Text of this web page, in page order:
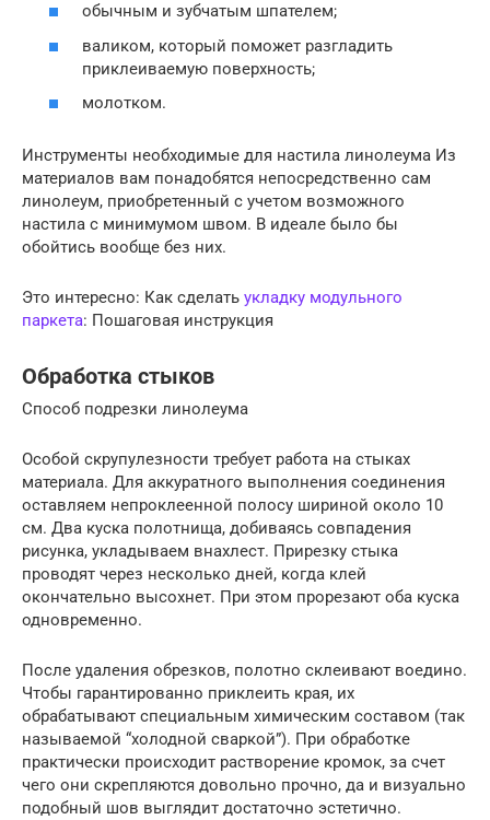
обычным и зубчатым шпателем;
валиком, который поможет разгладить
приклеиваемую поверхность;
молотком.
Инструменты необходимые для настила линолеума Из
материалов вам понадобятся непосредственно сам
линолеум, приобретенный с учетом возможного
настила с минимумом швом. В идеале было бы
обойтись вообще без них.
Это интересно: Как сделать укладку модульного
паркета: Пошаговая инструкция
Обработка стыков
Способ подрезки линолеума
Особой скрупулезности требует работа на стыках
материала. Для аккуратного выполнения соединения
оставляем непроклеенной полосу шириной около 10
см. Два куска полотнища, добиваясь совпадения
рисунка, укладываем внахлест. Прирезку стыка
проводят через несколько дней, когда клей
окончательно высохнет. При этом прорезают оба куска
одновременно.
После удаления обрезков, полотно склеивают воедино.
Чтобы гарантированно приклеить края, их
обрабатывают специальным химическим составом (так
называемой “холодной сваркой”). При обработке
практически происходит растворение кромок, за счет
чего они скрепляются довольно прочно, да и визуально
подобный шов выглядит достаточно эстетично.